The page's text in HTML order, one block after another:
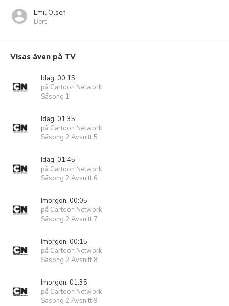
Emil Olsen
Bert
Visas även på TV
Idag, 00:15
på Cartoon Network
Säsong 1
Idag, 01:35
på Cartoon Network
Säsong 2 Avsnitt 5
Idag, 01:45
på Cartoon Network
Säsong 2 Avsnitt 6
Imorgon, 00:05
på Cartoon Network
Säsong 2 Avsnitt 7
Imorgon, 00:15
på Cartoon Network
Säsong 2 Avsnitt 8
Imorgon, 01:35
på Cartoon Network
Säsong 2 Avsnitt 9